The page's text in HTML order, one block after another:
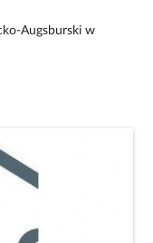
Augsburski w